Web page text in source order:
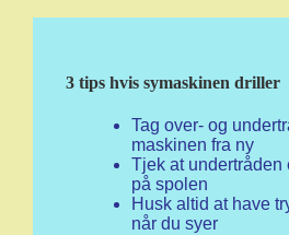
3 tips hvis symaskinen driller
Tag over- og
maskinen fra ny
Tjek at undertråden
på spolen
Husk altid at have
når du syer